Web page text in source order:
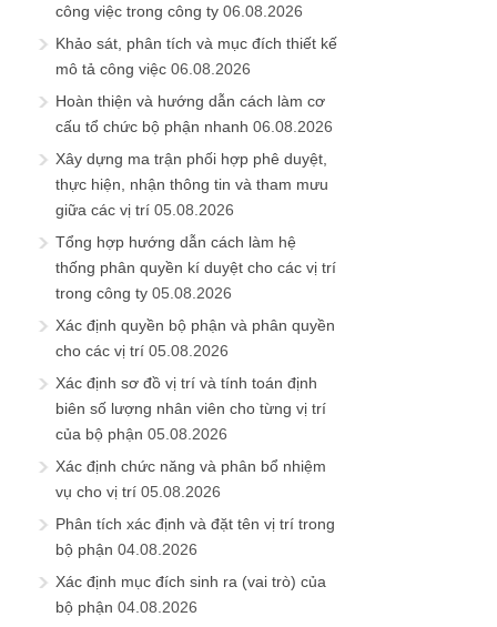
công việc trong công ty 06.08.2026
Khảo sát, phân tích và mục đích thiết kế
mô tả công việc 06.08.2026
Hoàn thiện và hướng dẫn cách làm cơ
cấu tổ chức bộ phận nhanh 06.08.2026
Xây dựng ma trận phối hợp phê duyệt,
thực hiện, nhận thông tin và tham mưu
giữa các vị trí 05.08.2026
Tổng hợp hướng dẫn cách làm hệ
thống phân quyền kí duyệt cho các vị trí
trong công ty 05.08.2026
Xác định quyền bộ phận và phân quyền
cho các vị trí 05.08.2026
Xác định sơ đồ vị trí và tính toán định
biên số lượng nhân viên cho từng vị trí
của bộ phận 05.08.2026
Xác định chức năng và phân bổ nhiệm
vụ cho vị trí 05.08.2026
Phân tích xác định và đặt tên vị trí trong
bộ phận 04.08.2026
Xác định mục đích sinh ra (vai trò) của
bộ phận 04.08.2026